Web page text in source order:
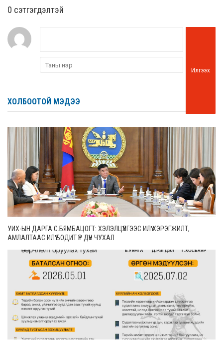
0 cэтгэгдэлтэй
Илгээх
ХОЛБООТОЙ МЭДЭЭ
УИХ-ЫН ДАРГА С.БЯМБАЦОГТ: ХЭЛЭЛЦҮҮЛГЭЭС ИЛҮҮ ХЭРЭГЖИЛТ,
АМЛАЛТААС ИЛҮҮ БОДИТ ҮР ДҮН ЧУХАЛ